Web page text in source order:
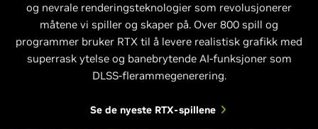
og nevrale renderingsteknologier som revolusjonerer
måtene vi spiller og skaper på. Over 800 spill og
programmer bruker RTX til å levere realistisk grafikk med
superrask ytelse og banebrytende AI-funksjoner som
DLSS-flerammegenerering.
Se de nyeste RTX-spillene